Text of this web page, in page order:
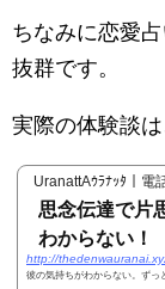
ちなみに恋愛
抜群です。
実際の体験談
UranattAｳﾗﾅｯﾀ｜電
思念伝達で片
わからない！
http://
彼の気持ちがわからない。ずっ